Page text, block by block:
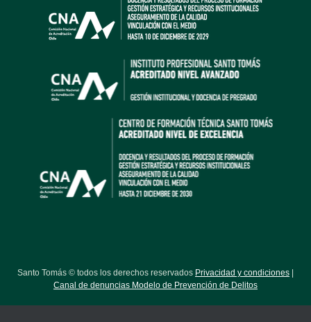
Santo Tomás © todos los derechos reservados Privacidad y condiciones
Canal de denuncias Modelo de Prevención de Delitos